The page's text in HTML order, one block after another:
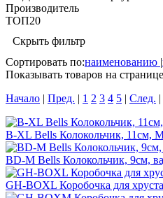
Производитель
ТОП20
Скрыть фильтр
Сортировать по:наименованию |
Показывать товаров на
Начало | Пред. | 1 2 3 4 5 | След. |
B-XL Bells Колокольчик, 11см,
BD-M Bells Колокольчик, 9см,
GH-BOXL Коробочка для